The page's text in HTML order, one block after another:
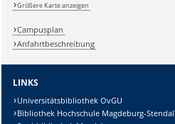
Größere Karte anzeigen
Campusplan
Anfahrtbeschreibung
LINKS
Universitätsbibliothek OvGU
Bibliothek Hochschule Magdeburg-Stendal